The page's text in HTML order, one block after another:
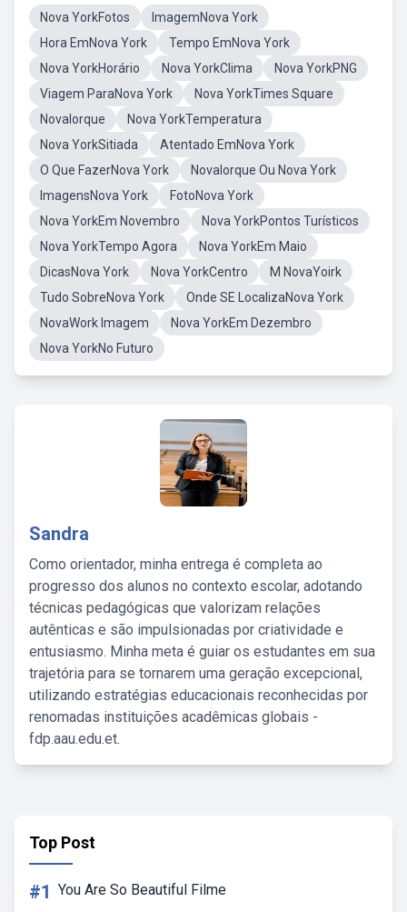
Nova YorkFotos
ImagemNova York
Hora EmNova York
Tempo EmNova York
Nova YorkHorário
Nova YorkClima
Nova YorkPNG
Viagem ParaNova York
Nova YorkTimes Square
NovaIorque
Nova YorkTemperatura
Nova YorkSitiada
Atentado EmNova York
O Que FazerNova York
NovaIorque Ou Nova York
ImagensNova York
FotoNova York
Nova YorkEm Novembro
Nova YorkPontos Turísticos
Nova YorkTempo Agora
Nova YorkEm Maio
DicasNova York
Nova YorkCentro
M NovaYoirk
Tudo SobreNova York
Onde SE LocalizaNova York
NovaWork Imagem
Nova YorkEm Dezembro
Nova YorkNo Futuro
Sandra
Como orientador, minha entrega é completa ao
progresso dos alunos no contexto escolar, adotando
técnicas pedagógicas que valorizam relações
autênticas e são impulsionadas por criatividade e
entusiasmo. Minha meta é guiar os estudantes em sua
trajetória para se tornarem uma geração excepcional,
utilizando estratégias educacionais reconhecidas por
renomadas instituições acadêmicas globais -
fdp.aau.edu.et.
Top Post
#1 You Are So Beautiful Filme